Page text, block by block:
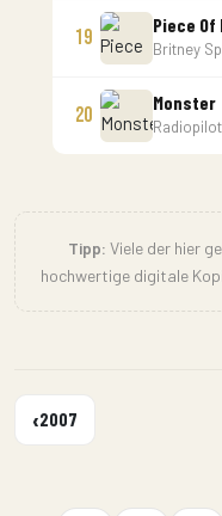
19
Piece Of
Britney
20
Monster
Radiopilot
Tipp: Viele der hier
hochwertige digitale
‹2007